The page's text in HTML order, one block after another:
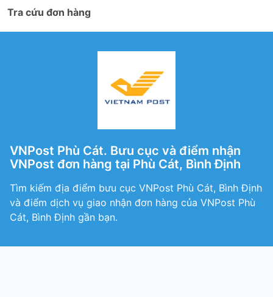
Tra cứu đơn hàng
VNPost Phù Cát. Bưu cục và điểm nhận
VNPost đơn hàng tại Phù Cát, Bình Định
Tìm kiếm địa điểm bưu cục VNPost Phù Cát, Bình Định
và điểm dịch vụ giao nhận đơn hàng của VNPost Phù
Cát, Bình Định gần bạn.